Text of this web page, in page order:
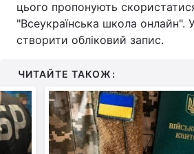
цього пропонують
"Всеукраїнська школа онлайн".
створити обліковий запис.
ЧИТАЙТЕ ТАКОЖ: